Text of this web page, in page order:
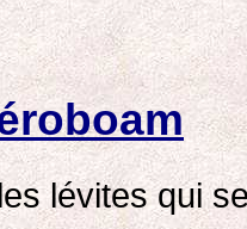
lévites qui